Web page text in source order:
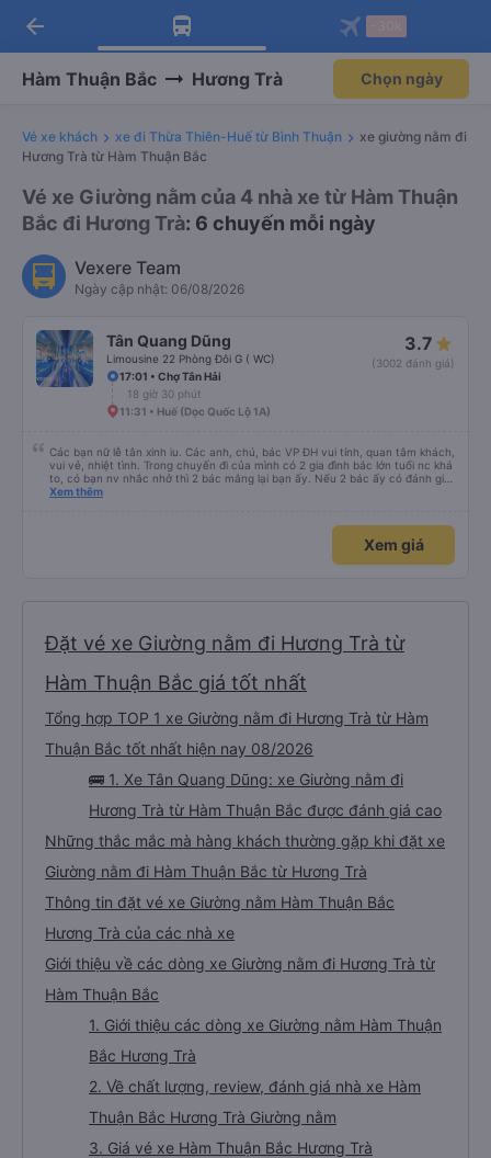
Tải app Vexere ngay!
Nhận ưu đãi thành viên độc
Mở app
Tải app Vexere
-30k/ghế khi đặt vé máy bay qua
Mở app
arrow_back
Hàm Thuận Bắc Hương Trà Chọn ngày
Vé xe khách xe đi Thừa Thiên-Huế từ Bình Thuận
xe giường nằm đi
Hương Trà từ Hàm Thuận Bắc
Vé xe Giường nằm của 4 nhà xe từ Hàm Thuận
Bắc đi Hương Trà: 6 chuyến mỗi ngày
Vexere Team
Ngày cập nhật: 06/08/2026
Tân Quang Dũng
Limousine 22 Phòng Đôi G ( WC)
3.7
(3002 đánh giá)
17:01 • Chợ Tân Hải
18 giờ 30 phút
11:31 • Huế (Dọc Quốc Lộ 1A)
Các bạn nữ lễ tân xinh iu. Các anh, chú, bác VP ĐH vui tính, quan tâm khách,
vui vẻ, nhiệt tình. Trong chuyến đi của mình có 2 gia đình bác lớn tuổi nc khá
to, có bạn nv nhắc nhở thì 2 bác mắng lại bạn ấy. Nếu 2 bác ấy có đánh giá
xấu thì mình ngược lại nha. Bạn ấy nhắc nhở rất đúng. 2 bác nói rất to. To
bạn ấy nha. Nếu bạn ấy bị trừ thì bảo bạn ấy liên hệ sđt của mình, mình hỗ
trợ ạ. Số mình đuôi 666, chuyến ĐH-NT ngày 16/1. À các bạn nữ lễ tân xinh
iu còn đổi cho mình phòng đơn sang đôi xong còn note là (một mình) yêu
Xem thêm
Xem giá
Đặt vé xe Giường nằm đi Hương Trà từ
Hàm Thuận Bắc giá tốt nhất
Tổng hợp TOP 1 xe Giường nằm đi Hương Trà từ Hàm
Thuận Bắc tốt nhất hiện nay 08/2026
🚌 1. Xe Tân Quang Dũng: xe Giường nằm đi
Hương Trà từ Hàm Thuận Bắc được đánh giá cao
Những thắc mắc mà hàng khách thường gặp khi đặt xe
Giường nằm đi Hàm Thuận Bắc từ Hương Trà
Thông tin đặt vé xe Giường nằm Hàm Thuận Bắc
Hương Trà của các nhà xe
Giới thiệu về các dòng xe Giường nằm đi Hương Trà từ
Hàm Thuận Bắc
1. Giới thiệu các dòng xe Giường nằm Hàm Thuận
Bắc Hương Trà
2. Về chất lượng, review, đánh giá nhà xe Hàm
Thuận Bắc Hương Trà Giường nằm
3. Giá vé xe Hàm Thuận Bắc Hương Trà